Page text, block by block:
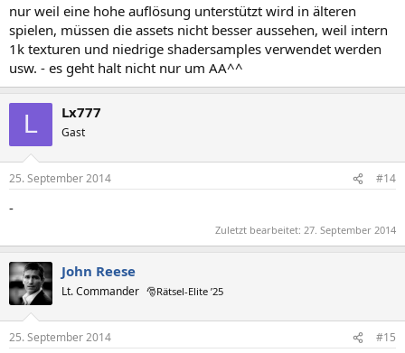
nur weil eine hohe auflösung unterstützt wird in älteren
spielen, müssen die assets nicht besser aussehen, weil intern
1k texturen und niedrige shadersamples verwendet werden
usw. - es geht halt nicht nur um AA^^
L Lx777
Gast
25. September 2014 #14
-
Zuletzt bearbeitet: 27. September 2014
John Reese
Lt. Commander 🎅Rätsel-Elite ’25
25. September 2014 #15